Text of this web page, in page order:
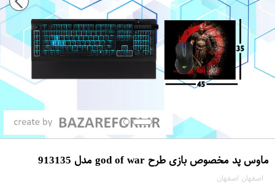
ماوس پد مخصوص بازی طرح god of war مدل 913135
اصفهان اصفهان